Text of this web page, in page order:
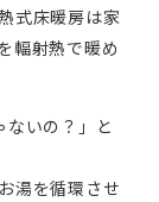
式床暖房は家
輻射熱で暖め
ないの？」と
湯を循環させ